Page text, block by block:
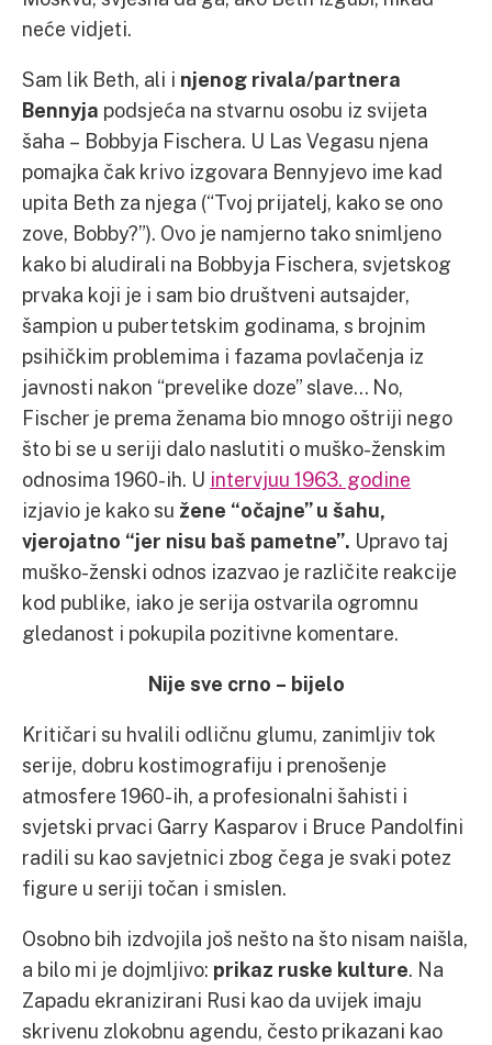
neće vidjeti.
Sam lik Beth, ali i njenog rivala/partnera
Bennyja podsjeća na stvarnu osobu iz svijeta
šaha – Bobbyja Fischera. U Las Vegasu njena
pomajka čak krivo izgovara Bennyjevo ime kad
upita Beth za njega (“Tvoj prijatelj, kako se ono
zove, Bobby?”). Ovo je namjerno tako snimljeno
kako bi aludirali na Bobbyja Fischera, svjetskog
prvaka koji je i sam bio društveni autsajder,
šampion u pubertetskim godinama, s brojnim
psihičkim problemima i fazama povlačenja iz
javnosti nakon “prevelike doze” slave… No,
Fischer je prema ženama bio mnogo oštriji nego
što bi se u seriji dalo naslutiti o muško-ženskim
odnosima 1960-ih. U intervjuu 1963. godine
izjavio je kako su žene “očajne” u šahu,
vjerojatno “jer nisu baš pametne”. Upravo taj
muško-ženski odnos izazvao je različite reakcije
kod publike, iako je serija ostvarila ogromnu
gledanost i pokupila pozitivne komentare.
Nije sve crno – bijelo
Kritičari su hvalili odličnu glumu, zanimljiv tok
serije, dobru kostimografiju i prenošenje
atmosfere 1960-ih, a profesionalni šahisti i
svjetski prvaci Garry Kasparov i Bruce Pandolfini
radili su kao savjetnici zbog čega je svaki potez
figure u seriji točan i smislen.
Osobno bih izdvojila još nešto na što nisam naišla,
a bilo mi je dojmljivo: prikaz ruske kulture. Na
Zapadu ekranizirani Rusi kao da uvijek imaju
skrivenu zlokobnu agendu, često prikazani kao